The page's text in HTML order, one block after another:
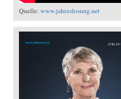
Quelle: www.jahreslosung.net